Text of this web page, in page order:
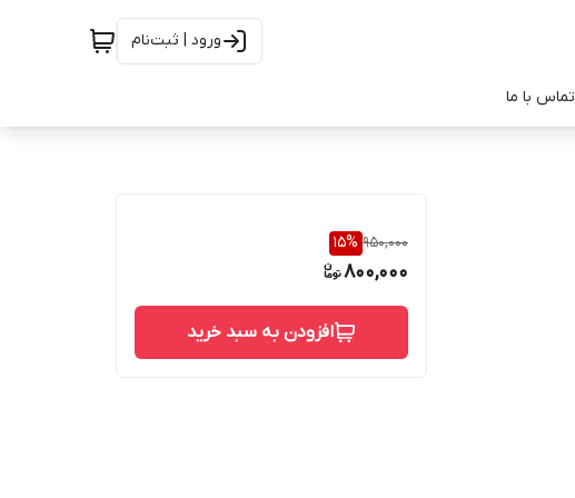
ورود | ثبت‌نام
تماس با ما
950,000
15%
800,000
افزودن به سبد خرید